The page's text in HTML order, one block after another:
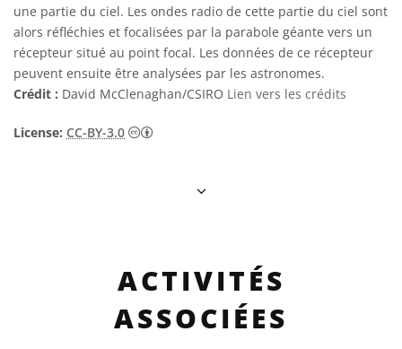
une partie du ciel. Les ondes radio de cette partie du ciel sont
alors réfléchies et focalisées par la parabole géante vers un
récepteur situé au point focal. Les données de ce récepteur
peuvent ensuite être analysées par les astronomes.
Crédit : David McClenaghan/CSIRO Lien vers les crédits
License: CC-BY-3.0 Creative Commons (CC) Attribution 3.0
ACTIVITÉS
ASSOCIÉES